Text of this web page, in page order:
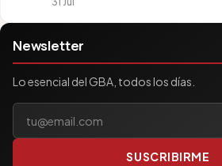
Newsletter
Lo esencial del GBA, todos los días.
Tu correo electrónico
SUSCRIBIRME